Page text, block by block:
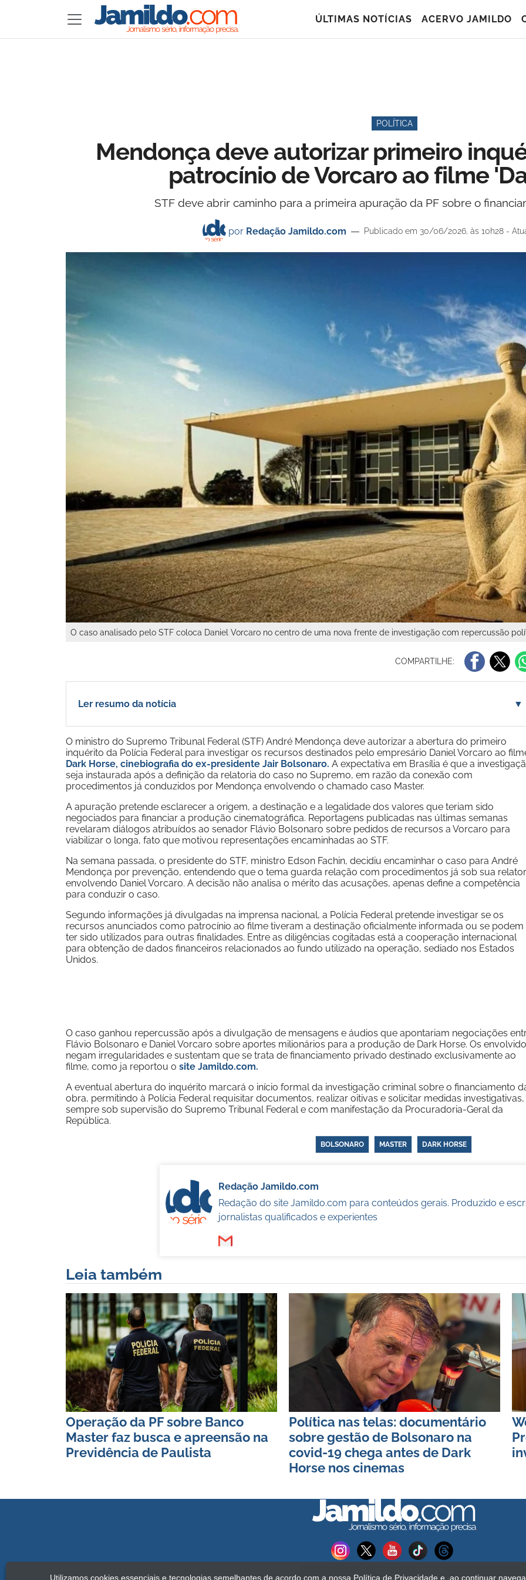
ÚLTIMAS NOTÍCIAS ACERVO JAMILDO
POLÍTICA
Mendonça deve autorizar primeiro
patrocínio de Vorcaro ao filme
STF deve abrir caminho para a primeira apuração da PF sobre o
por Redação Jamildo.com Publicado em 30/06/2026, às 10h28 -
O caso analisado pelo STF coloca Daniel Vorcaro no centro de uma nova frente de investigação com repercussão
COMPARTILHE:
Ler resumo da notícia ▼
O ministro do Supremo Tribunal Federal (STF) André Mendonça deve autorizar a abertura do primeiro
inquérito da Polícia Federal para investigar os recursos destinados pelo empresário Daniel Vorcaro ao
Dark Horse, cinebiografia do ex-presidente Jair Bolsonaro. A expectativa em Brasília é que a
seja instaurada após a definição da relatoria do caso no Supremo, em razão da conexão com
procedimentos já conduzidos por Mendonça envolvendo o chamado caso Master.
A apuração pretende esclarecer a origem, a destinação e a legalidade dos valores que teriam sido
negociados para financiar a produção cinematográfica. Reportagens publicadas nas últimas semanas
revelaram diálogos atribuídos ao senador Flávio Bolsonaro sobre pedidos de recursos a Vorcaro para
viabilizar o longa, fato que motivou representações encaminhadas ao STF.
Na semana passada, o presidente do STF, ministro Edson Fachin, decidiu encaminhar o caso para André
Mendonça por prevenção, entendendo que o tema guarda relação com procedimentos já sob sua
envolvendo Daniel Vorcaro. A decisão não analisa o mérito das acusações, apenas define a competência
para conduzir o caso.
Segundo informações já divulgadas na imprensa nacional, a Polícia Federal pretende investigar se os
recursos anunciados como patrocínio ao filme tiveram a destinação oficialmente informada ou se podem
ter sido utilizados para outras finalidades. Entre as diligências cogitadas está a cooperação internacional
para obtenção de dados financeiros relacionados ao fundo utilizado na operação, sediado nos Estados
Unidos.
O caso ganhou repercussão após a divulgação de mensagens e áudios que apontariam negociações
Flávio Bolsonaro e Daniel Vorcaro sobre aportes milionários para a produção de Dark Horse. Os
negam irregularidades e sustentam que se trata de financiamento privado destinado exclusivamente ao
filme, como ja reportou o site Jamildo.com.
A eventual abertura do inquérito marcará o início formal da investigação criminal sobre o financiamento
obra, permitindo à Polícia Federal requisitar documentos, realizar oitivas e solicitar medidas investigativas,
sempre sob supervisão do Supremo Tribunal Federal e com manifestação da Procuradoria-Geral da
República.
BOLSONARO MASTER DARK HORSE
Redação Jamildo.com
Redação do site Jamildo.com para conteúdos gerais. Produzido e
jornalistas qualificados e experientes
Leia também
Operação da PF sobre Banco
Master faz busca e apreensão na
Previdência de Paulista
Política nas telas: documentário
sobre gestão de Bolsonaro na
covid-19 chega antes de Dark
Horse nos cinemas
Utilizamos cookies essenciais e tecnologias semelhantes de acordo com a nossa Política de Privacidade e, ao continuar